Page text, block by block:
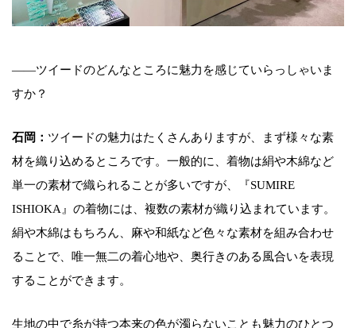
――ツイードのどんなところに魅力を感じていらっしゃいま
すか？
石岡： ツイードの魅力はたくさんありますが、まず様々な素
材を織り込めるところです。一般的に、着物は絹や木綿など
単一の素材で織られることが多いですが、『SUMIRE
ISHIOKA』の着物には、複数の素材が織り込まれています。
絹や木綿はもちろん、麻や和紙など色々な素材を組み合わせ
ることで、唯一無二の着心地や、奥行きのある風合いを表現
することができます。
生地の中で糸が持つ本来の色が濁らないことも魅力のひとつ